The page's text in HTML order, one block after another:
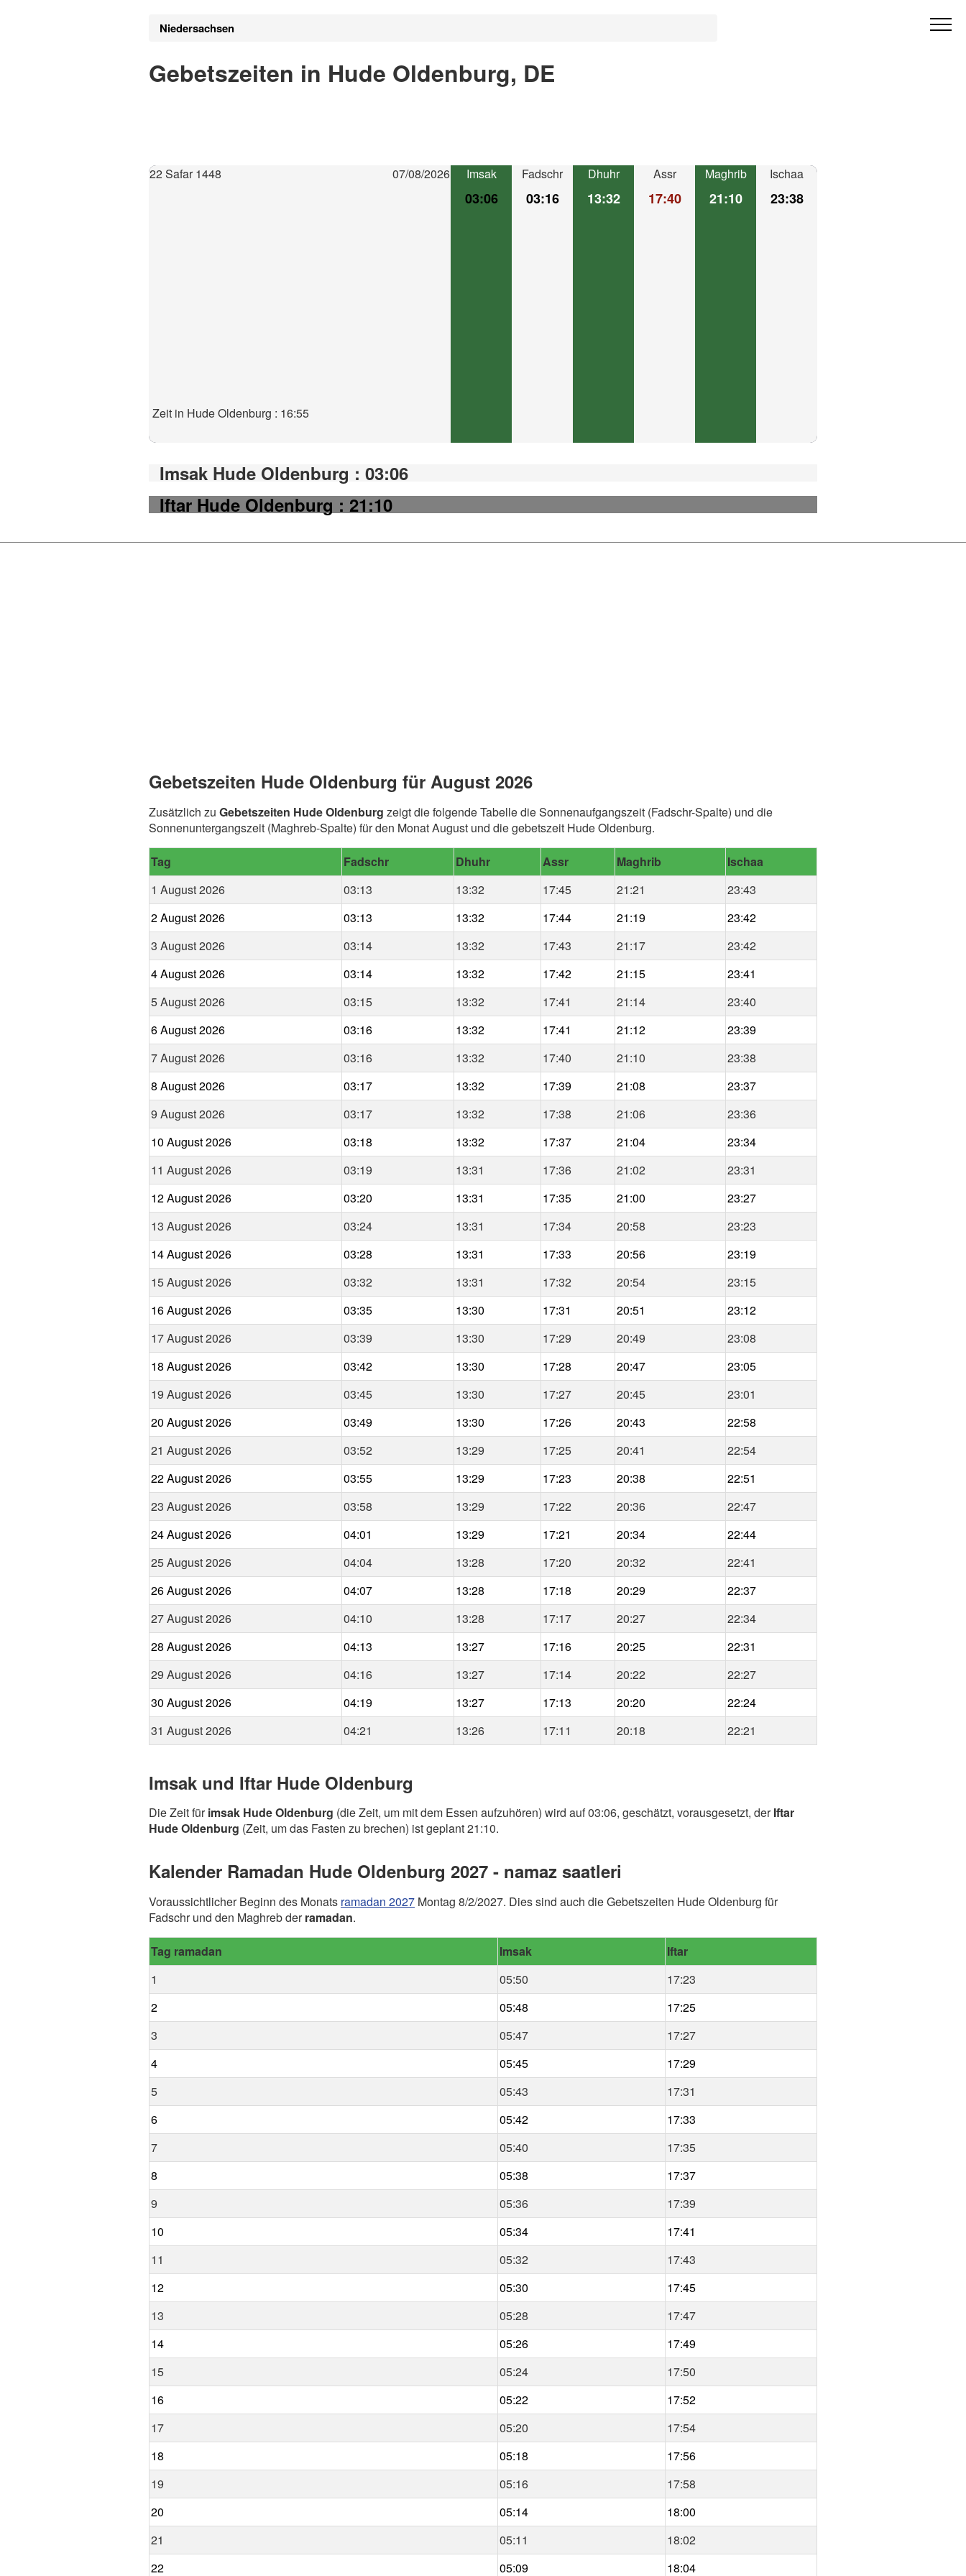
Niedersachsen
Gebetszeiten in Hude Oldenburg, DE
22 Safar 1448 07/08/2026
Zeit in Hude Oldenburg : 16:55
Imsak
03:06
Fadschr
03:16
Dhuhr
13:32
Assr
17:40
Maghrib
21:10
Ischaa
23:38
Imsak Hude Oldenburg : 03:06
Iftar Hude Oldenburg : 21:10
Gebetszeiten Hude Oldenburg für August 2026
Zusätzlich zu Gebetszeiten Hude Oldenburg zeigt die folgende Tabelle die Sonnenaufgangszeit (Fadschr-Spalte) und die
Sonnenuntergangszeit (Maghreb-Spalte) für den Monat August und die gebetszeit Hude Oldenburg.
Tag Fadschr Dhuhr Assr Maghrib
Ischaa
1 August 2026
03:13 13:32 17:45 21:21
23:43
2 August 2026
03:13 13:32 17:44 21:19
23:42
3 August 2026
03:14 13:32 17:43 21:17
23:42
4 August 2026
03:14 13:32 17:42 21:15
23:41
5 August 2026
03:15 13:32 17:41 21:14
23:40
6 August 2026
03:16 13:32 17:41 21:12
23:39
7 August 2026
03:16 13:32 17:40 21:10
23:38
8 August 2026
03:17 13:32 17:39 21:08
23:37
9 August 2026
03:17 13:32 17:38 21:06
23:36
10 August 2026
03:18 13:32 17:37 21:04
23:34
11 August 2026
03:19 13:31 17:36 21:02
23:31
12 August 2026
03:20 13:31 17:35 21:00
23:27
13 August 2026
03:24 13:31 17:34 20:58
23:23
14 August 2026
03:28 13:31 17:33 20:56
23:19
15 August 2026
03:32 13:31 17:32 20:54
23:15
16 August 2026
03:35 13:30 17:31 20:51
23:12
17 August 2026
03:39 13:30 17:29 20:49
23:08
18 August 2026
03:42 13:30 17:28 20:47
23:05
19 August 2026
03:45 13:30 17:27 20:45
23:01
20 August 2026
03:49 13:30 17:26 20:43
22:58
21 August 2026
03:52 13:29 17:25 20:41
22:54
22 August 2026
03:55 13:29 17:23 20:38
22:51
23 August 2026
03:58 13:29 17:22 20:36
22:47
24 August 2026
04:01 13:29 17:21 20:34
22:44
25 August 2026
04:04 13:28 17:20 20:32
22:41
26 August 2026
04:07 13:28 17:18 20:29
22:37
27 August 2026
04:10 13:28 17:17 20:27
22:34
28 August 2026
04:13 13:27 17:16 20:25
22:31
29 August 2026
04:16 13:27 17:14 20:22
22:27
30 August 2026
04:19 13:27 17:13 20:20
22:24
31 August 2026
04:21 13:26 17:11 20:18 22:21
Imsak und Iftar Hude Oldenburg
Die Zeit fürimsak Hude Oldenburg (die Zeit, um mit dem Essen aufzuhören) wird auf 03:06, geschätzt, vorausgesetzt, derIftar
Hude Oldenburg (Zeit, um das Fasten zu brechen) ist geplant 21:10.
Kalender Ramadan Hude Oldenburg 2027 - namaz saatleri
Voraussichtlicher Beginn des Monats ramadan 2027 Montag 8/2/2027. Dies sind auch die Gebetszeiten Hude Oldenburg für
Fadschr und den Maghreb derramadan.
Tag ramadan Imsak
Iftar
1
05:50
17:23
2
05:48
17:25
3
05:47
17:27
4
05:45
17:29
5
05:43
17:31
6
05:42
17:33
7
05:40
17:35
8
05:38
17:37
9
05:36
17:39
10
05:34
17:41
11
05:32
17:43
12
05:30
17:45
13
05:28
17:47
14
05:26
17:49
15
05:24
17:50
16
05:22
17:52
17
05:20
17:54
18
05:18
17:56
19
05:16
17:58
20
05:14
18:00
21
05:11
18:02
22
05:09 18:04